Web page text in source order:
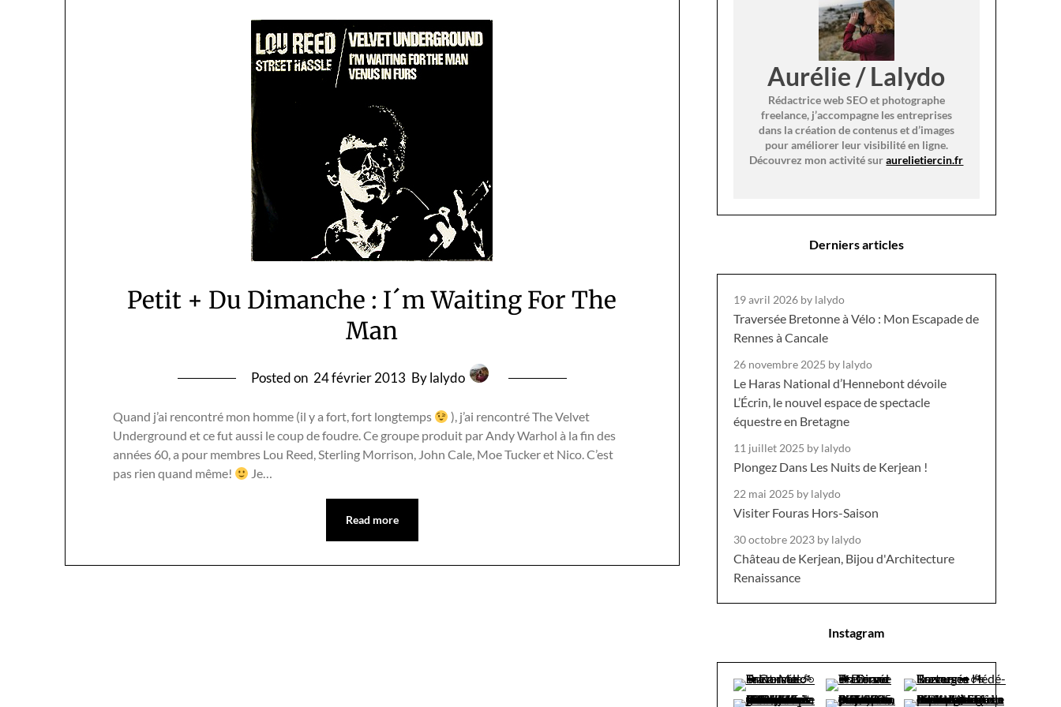
Petit + Du Dimanche : I´m Waiting For The
Man
Posted on 24 février 2013 By lalydo
Quand j’ai rencontré mon homme (il y a fort, fort longtemps
), j’ai rencontré The Velvet
Underground et ce fut aussi le coup de foudre. Ce groupe produit par Andy Warhol à la fin des
années 60, a pour membres Lou Reed, Sterling Morrison, John Cale, Moe Tucker et Nico. C’est
pas rien quand même!
Je…
Read more
Aurélie / Lalydo
Rédactrice web SEO et photographe
freelance, j’accompagne les entreprises
dans la création de contenus et d’images
pour améliorer leur visibilité en ligne.
Découvrez mon activité suraurelietiercin.fr
Derniers articles
19 avril 2026 by lalydo
Traversée Bretonne à Vélo : Mon Escapade de
Rennes à Cancale
26 novembre 2025 by lalydo
Le Haras National d’Hennebont dévoile
L’Écrin, le nouvel espace de spectacle
équestre en Bretagne
11 juillet 2025 by lalydo
Plongez Dans Les Nuits de Kerjean !
22 mai 2025 by lalydo
Visiter Fouras Hors-Saison
30 octobre 2023 by lalydo
Château de Kerjean, Bijou d'Architecture
Renaissance
Instagram